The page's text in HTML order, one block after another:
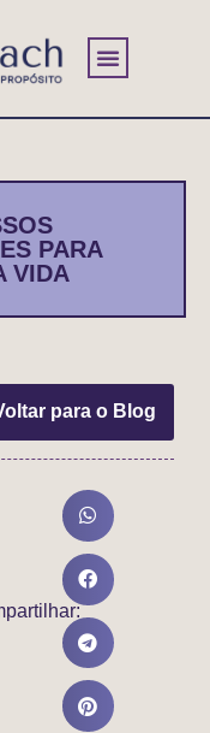
PARA
VIDA
para o Blog